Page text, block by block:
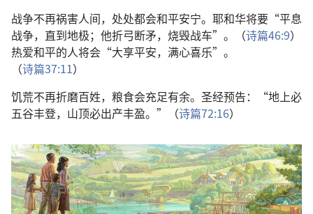
战争不再祸害人间， 处处都会和平安宁。 耶和华将要 “平息
战争， 直到地极； 他折弓断矛， 烧毁战车”。（诗篇46:9）
热爱和平的人将会 “大享平安， 满心喜乐”。
（诗篇37:11）
饥荒不再折磨百姓， 粮食会充足有余。 圣经预告：“地上必
五谷丰登， 山顶必出产丰盈。”（诗篇72:16）